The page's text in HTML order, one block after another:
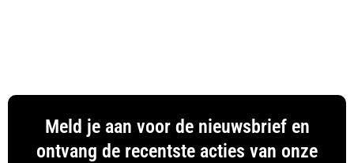
Meld je aan voor de nieuwsbrief en
ontvang de recentste acties van onze